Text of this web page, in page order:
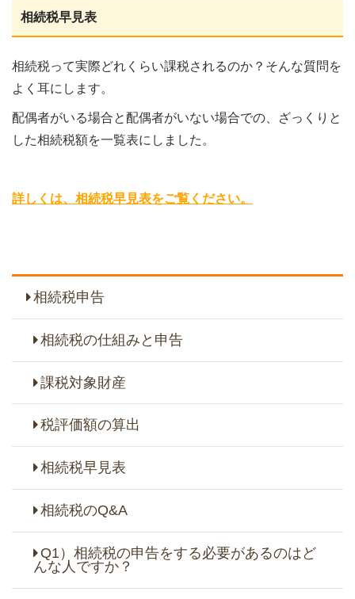
相続税早見表
相続税って実際どれくらい課税されるのか？そんな質問を
よく耳にします。
配偶者がいる場合と配偶者がいない場合での、ざっくりと
した相続税額を一覧表にしました。
詳しくは、相続税早見表をご覧ください。
相続税申告
相続税の仕組みと申告
課税対象財産
税評価額の算出
相続税早見表
相続税のQ&A
Q1）相続税の申告をする必要があるのはど
んな人ですか？